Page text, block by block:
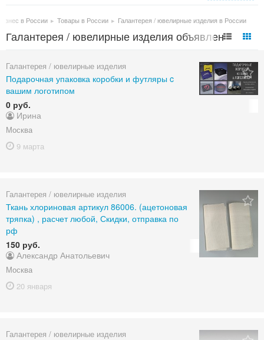
в России ▸ Товары в России ▸ Галантерея / ювелирные изделия в России
Галантерея / ювелирные изделия объявления в
Галантерея / ювелирные изделия
Подарочная упаковка коробки и футляры c
вашим логотипом
0 руб.
Ирина
Москва
9 марта
Галантерея / ювелирные изделия
Ткань хлориновая артикул 86006. (ацетоновая
тряпка) , расчет любой, Скидки, отправка по
рф
150 руб.
Александр Анатольевич
Москва
20 января
Галантерея / ювелирные изделия